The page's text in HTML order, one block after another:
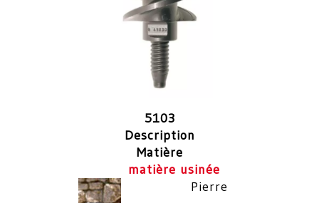
5103
Description
Matière
matière usinée
Pierre